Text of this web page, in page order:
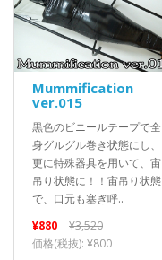
Mummification
ver.015
黒色のビニールテープで全
身グルグル巻き状態にし、
更に特殊器具を用いて、宙
吊り状態に！！宙吊り状態
で、口元も塞ぎ呼..
¥880
¥3,520
価格(税抜): ¥800